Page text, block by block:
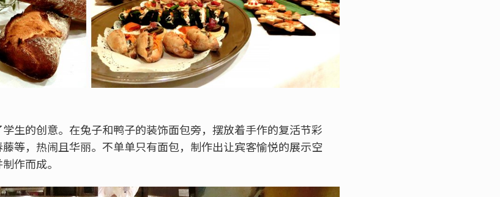
生的创意。在兔子和鸭子的装饰面包旁，摆放着手作的复活节彩
等，热闹且华丽。不单单只有面包，制作出让宾客愉悦的展示空
作而成。